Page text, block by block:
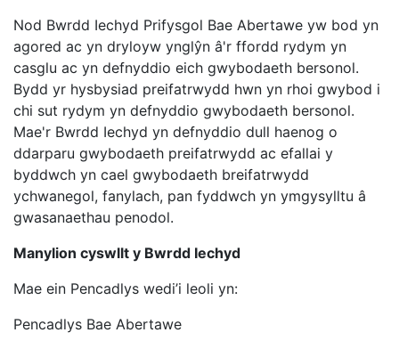
Nod Bwrdd Iechyd Prifysgol Bae Abertawe yw bod yn
agored ac yn dryloyw ynglŷn â'r ffordd rydym yn
casglu ac yn defnyddio eich gwybodaeth bersonol.
Bydd yr hysbysiad preifatrwydd hwn yn rhoi gwybod i
chi sut rydym yn defnyddio gwybodaeth bersonol.
Mae'r Bwrdd Iechyd yn defnyddio dull haenog o
ddarparu gwybodaeth preifatrwydd ac efallai y
byddwch yn cael gwybodaeth breifatrwydd
ychwanegol, fanylach, pan fyddwch yn ymgysylltu â
gwasanaethau penodol.
Manylion cyswllt y Bwrdd Iechyd
Mae ein Pencadlys wedi’i leoli yn:
Pencadlys Bae Abertawe